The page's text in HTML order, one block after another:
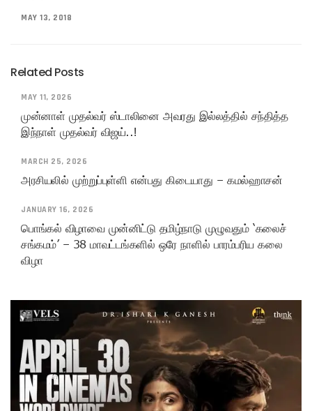
MAY 13, 2018
Related Posts
MAY 11, 2026
முன்னாள் முதல்வர் ஸ்டாலினை அவரது இல்லத்தில் சந்தித்த
இந்நாள் முதல்வர் விஜய்..!
MARCH 25, 2026
அரசியலில் முற்றுப்புள்ளி என்பது கிடையாது – கமல்ஹாசன்
JANUARY 16, 2026
பொங்கல் விழாவை முன்னிட்டு தமிழ்நாடு முழுவதும் ‘கலைச்
சங்கமம்’ – 38 மாவட்டங்களில் ஒரே நாளில் பாரம்பரிய கலை
விழா